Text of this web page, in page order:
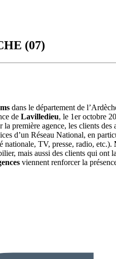
(07)
dans le département de
de Lavilledieu, le 1er octobre
la première agence, les clients des
d’un Réseau National, en
nationale, TV, presse, radio, etc.).
mais aussi des clients qui ont
viennent renforcer la